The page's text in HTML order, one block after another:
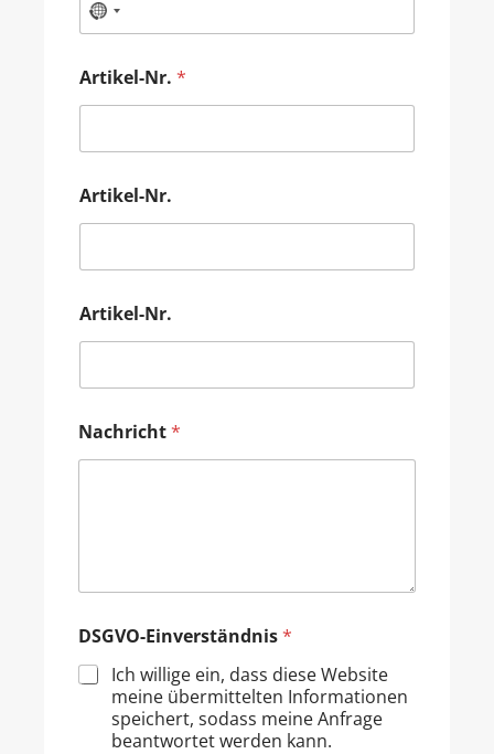
Artikel-Nr. *
Artikel-Nr.
Artikel-Nr.
Nachricht*
DSGVO-Einverständnis*
Ich willige ein, dass diese Website
meine übermittelten Informationen
speichert, sodass meine Anfrage
beantwortet werden kann.